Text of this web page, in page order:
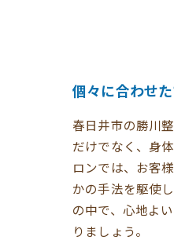
個々に合わせ
春日井市の勝川
だけでなく、身
ロンでは、お客
かの手法を駆使
の中で、心地よ
りましょう。